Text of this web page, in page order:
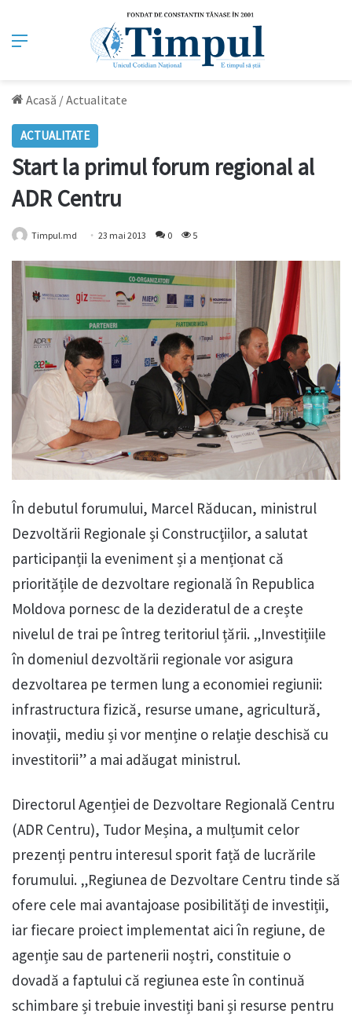
Meniu
Acasă /Actualitate
ACTUALITATE
Start la primul forum regional al
ADR Centru
Timpul.md 23 mai 2013 0 5
În debutul forumului, Marcel Răducan, ministrul
Dezvoltării Regionale şi Construcţiilor, a salutat
participanții la eveniment și a menționat că
prioritățile de dezvoltare regională în Republica
Moldova pornesc de la dezideratul de a crește
nivelul de trai pe întreg teritoriul țării. „Investițiile
în domeniul dezvoltării regionale vor asigura
dezvoltarea pe termen lung a economiei regiunii:
infrastructura fizică, resurse umane, agricultură,
inovații, mediu și vor menține o relație deschisă cu
investitorii” a mai adăugat ministrul.
Directorul Agenției de Dezvoltare Regională Centru
(ADR Centru), Tudor Meșina, a mulțumit celor
prezenți pentru interesul sporit față de lucrările
forumului. „Regiunea de Dezvoltare Centru tinde să
ofere cele mai avantajoase posibilități de investiții,
iar fiecare proiect implementat aici în regiune, de
agenție sau de partenerii noștri, constituie o
dovadă a faptului că regiunea este în continuă
schimbare și trebuie investiți bani și resurse pentru